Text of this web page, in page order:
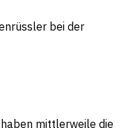
bei der
mittlerweile die